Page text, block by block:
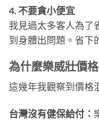
4. 不要貪小便宜
我見過太多客人為了
到身體出問題。省下
為什麼樂威壯價
這幾年我觀察到價格
台灣沒有健保給付：